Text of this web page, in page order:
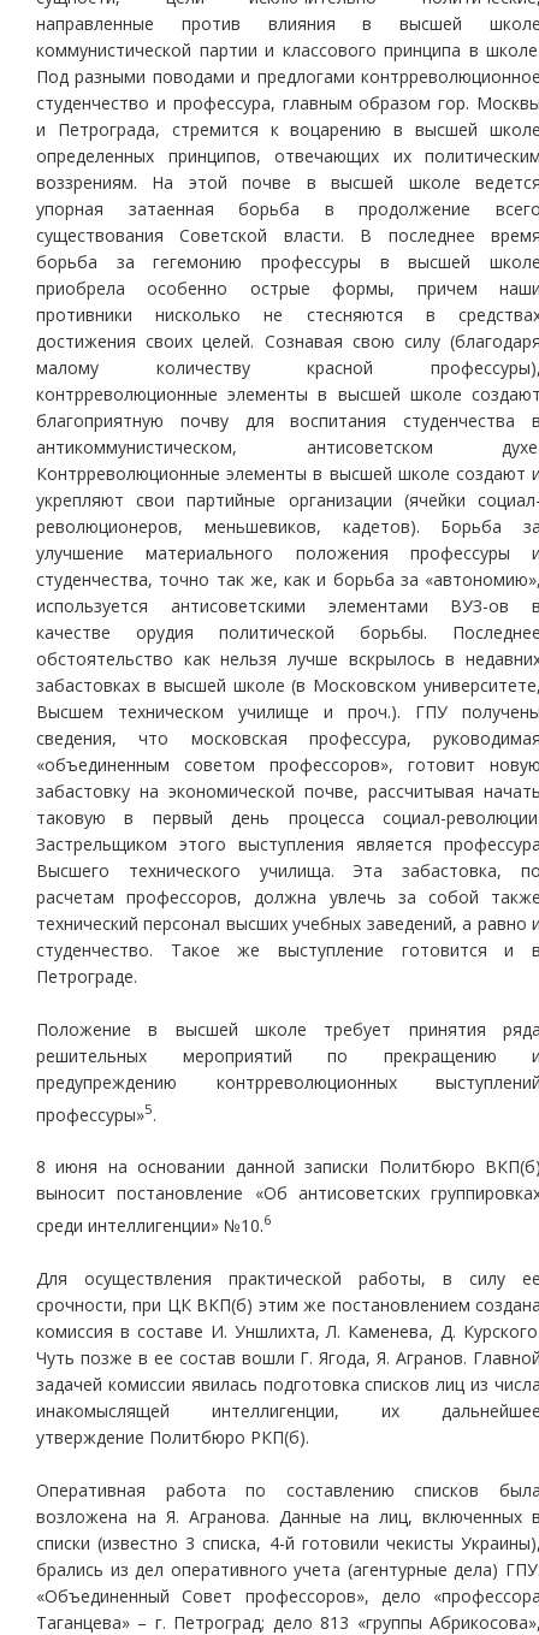
направленные против влияния в высшей
коммунистической партии и классового принципа в
Под разными поводами и предлогами
студенчество и профессура, главным образом гор.
и Петрограда, стремится к воцарению в высшей
определенных принципов, отвечающих их
воззрениям. На этой почве в высшей школе
упорная затаенная борьба в продолжение
существования Советской власти. В последнее
борьба за гегемонию профессуры в высшей
приобрела особенно острые формы, причем
противники нисколько не стесняются в
достижения своих целей. Сознавая свою силу
малому количеству красной
контрреволюционные элементы в высшей школе
благоприятную почву для воспитания студенчества
антикоммунистическом, антисоветском
Контрреволюционные элементы в высшей школе создают
укрепляют свои партийные организации (ячейки
революционеров, меньшевиков, кадетов). Борьба
улучшение материального положения профессуры
студенчества, точно так же, как и борьба за
используется антисоветскими элементами ВУЗ-ов
качестве орудия политической борьбы.
обстоятельство как нельзя лучше вскрылось в
забастовках в высшей школе (в Московском
Высшем техническом училище и проч.). ГПУ
сведения, что московская профессура,
«объединенным советом профессоров», готовит
забастовку на экономической почве, рассчитывая
таковую в первый день процесса социал-
Застрельщиком этого выступления является
Высшего технического училища. Эта забастовка,
расчетам профессоров, должна увлечь за собой
технический персонал высших учебных заведений, а равно
студенчество. Такое же выступление готовится и
Петрограде.
Положение в высшей школе требует принятия
решительных мероприятий по прекращению
предупреждению контрреволюционных
профессуры»5.
8 июня на основании данной записки Политбюро
выносит постановление «Об антисоветских
среди интеллигенции» №10.6
Для осуществления практической работы, в силу
срочности, при ЦК ВКП(б) этим же постановлением
комиссия в составе И. Уншлихта, Л. Каменева, Д.
Чуть позже в ее состав вошли Г. Ягода, Я. Агранов.
задачей комиссии явилась подготовка списков лиц из
инакомыслящей интеллигенции, их
утверждение Политбюро РКП(б).
Оперативная работа по составлению списков
возложена на Я. Агранова. Данные на лиц, включенных
списки (известно 3 списка, 4-й готовили чекисты
брались из дел оперативного учета (агентурные дела)
«Объединенный Совет профессоров», дело
Таганцева» – г. Петроград; дело 813 «группы